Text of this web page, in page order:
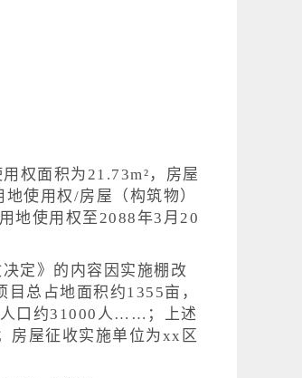
权面积为21.73m²，房屋
使用权/房屋（构筑物）
地使用权至2088年3月20
定》的内容因实施棚改
总占地面积约1355亩，
人口约31000人……；上述
房屋征收实施单位为xx区